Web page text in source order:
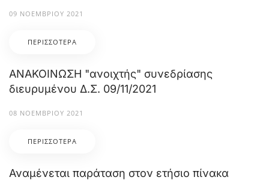
09 ΝΟΕΜΒΡΊΟΥ 2021
ΠΕΡΙΣΣΌΤΕΡΑ
ΑΝΑΚΟΙΝΩΣΗ "ανοιχτής" συνεδρίασης
διευρυμένου Δ.Σ. 09/11/2021
08 ΝΟΕΜΒΡΊΟΥ 2021
ΠΕΡΙΣΣΌΤΕΡΑ
Αναμένεται παράταση στον ετήσιο πίνακα